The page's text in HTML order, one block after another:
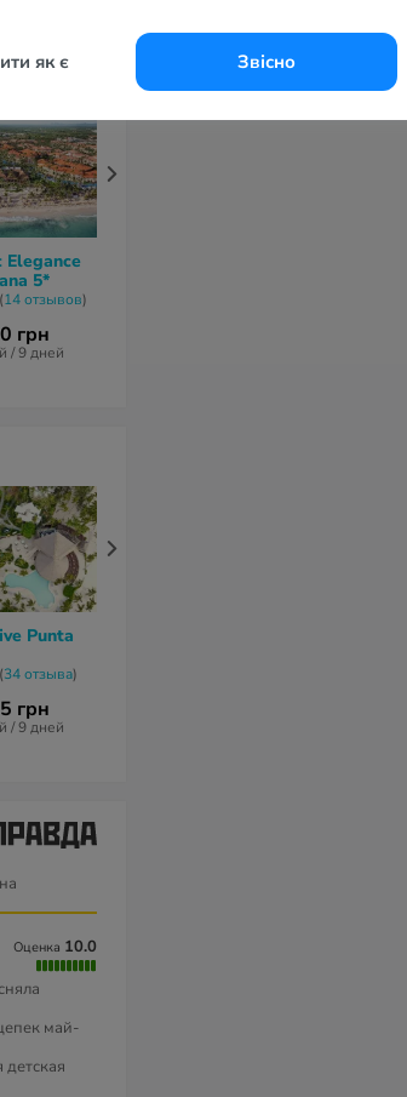
як є Звісно
Elegance
5*
14 отзывов)
грн
/ 9 дней
Punta
34 отзывa)
грн
/ 9 дней
Оценка
10.0
май-